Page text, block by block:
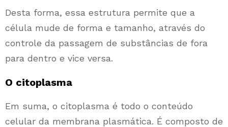
Desta forma, essa estrutura permite que a
célula mude de forma e tamanho, através do
controle da passagem de substâncias de fora
para dentro e vice versa.
O citoplasma
Em suma, o citoplasma é todo o conteúdo
celular da membrana plasmática. É composto de